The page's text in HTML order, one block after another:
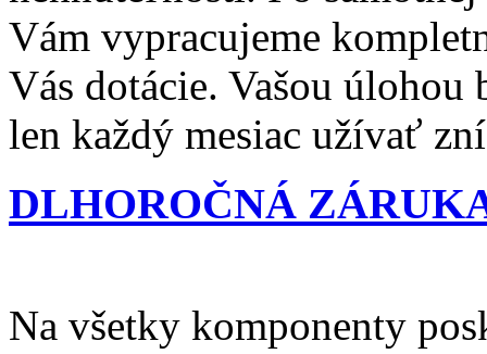
Vám vypracujeme
Vás dotácie. Vašou úlohou
len každý mesiac užívať
DLHOROČNÁ
Na všetky komponenty